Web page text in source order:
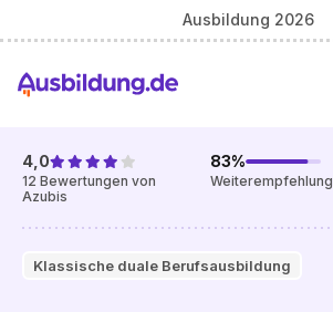
Ausbildung 2026
Klassische duale Berufsausbildung
4,0
12 Bewertungen von
Azubis
83%
Weiterempfehlung